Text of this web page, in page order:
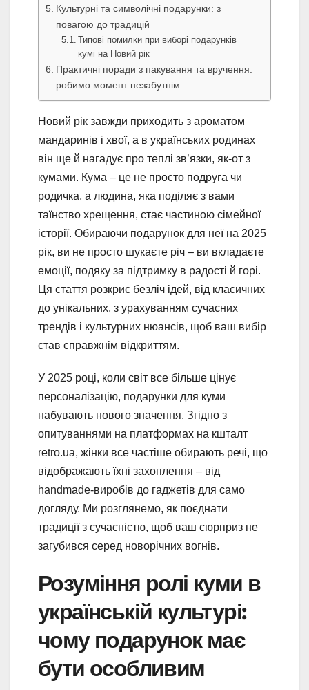
Культурні та символічні подарунки: з
повагою до традицій
Типові помилки при виборі подарунків
кумі на Новий рік
Практичні поради з пакування та вручення:
робимо момент незабутнім
Новий рік завжди приходить з ароматом
мандаринів і хвої, а в українських родинах
він ще й нагадує про теплі зв’язки, як-от з
кумами. Кума – це не просто подруга чи
родичка, а людина, яка поділяє з вами
таїнство хрещення, стає частиною сімейної
історії. Обираючи подарунок для неї на 2025
рік, ви не просто шукаєте річ – ви вкладаєте
емоції, подяку за підтримку в радості й горі.
Ця стаття розкриє безліч ідей, від класичних
до унікальних, з урахуванням сучасних
трендів і культурних нюансів, щоб ваш вибір
став справжнім відкриттям.
У 2025 році, коли світ все більше цінує
персоналізацію, подарунки для куми
набувають нового значення. Згідно з
опитуваннями на платформах на кшталт
retro.ua, жінки все частіше обирають речі, що
відображають їхні захоплення – від
handmade-виробів до гаджетів для само
догляду. Ми розглянемо, як поєднати
традиції з сучасністю, щоб ваш сюрприз не
загубився серед новорічних вогнів.
Розуміння ролі куми в
українській культурі:
чому подарунок має
бути особливим